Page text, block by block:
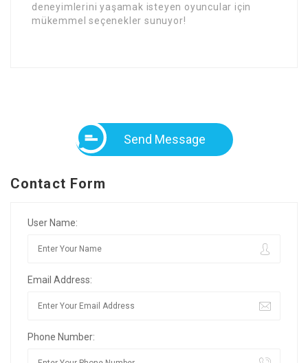
deneyimlerini yaşamak isteyen oyuncular için
mükemmel seçenekler sunuyor!
Send Message
Contact Form
User Name:
Email Address:
Phone Number: